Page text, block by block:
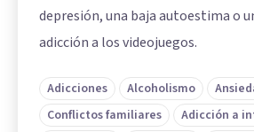
depresión, una baja autoestima o
adicción a los videojuegos.
Adicciones Alcoholismo
Conflictos familiares
Adicción a